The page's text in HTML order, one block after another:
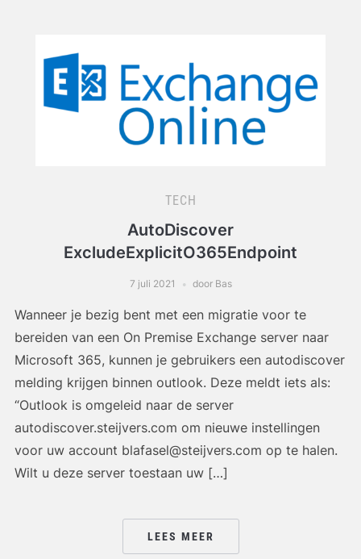
TECH
AutoDiscover
ExcludeExplicitO365Endpoint
7 juli 2021 door Bas
Wanneer je bezig bent met een migratie voor te
bereiden van een On Premise Exchange server naar
Microsoft 365, kunnen je gebruikers een autodiscover
melding krijgen binnen outlook. Deze meldt iets als:
“Outlook is omgeleid naar de server
autodiscover.steijvers.com om nieuwe instellingen
voor uw account blafasel@steijvers.com op te halen.
Wilt u deze server toestaan uw […]
LEES MEER